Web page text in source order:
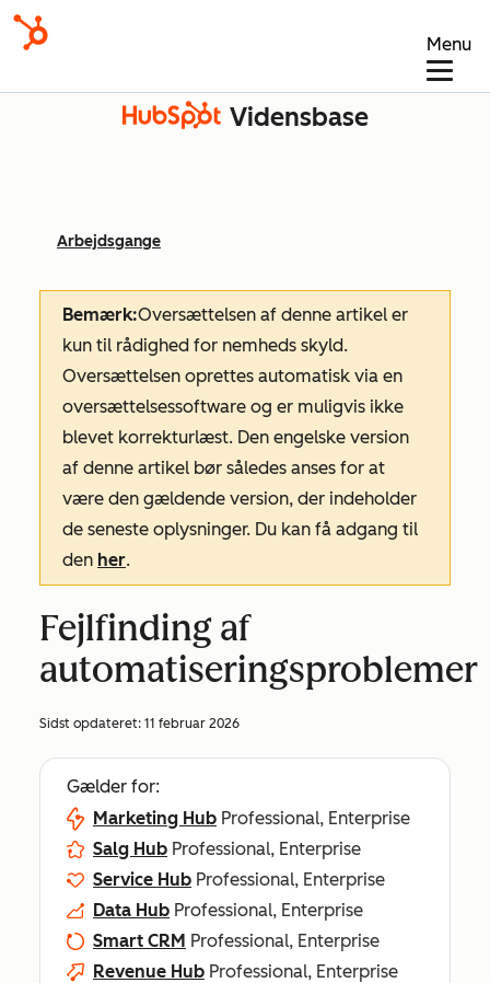
Menu
Vidensbase
Arbejdsgange
Bemærk:Oversættelsen af denne artikel er
kun til rådighed for nemheds skyld.
Oversættelsen oprettes automatisk via en
oversættelsessoftware og er muligvis ikke
blevet korrekturlæst. Den engelske version
af denne artikel bør således anses for at
være den gældende version, der indeholder
de seneste oplysninger. Du kan få adgang til
den her.
Fejlfinding af
automatiseringsproblemer
Sidst opdateret: 11 februar 2026
Gælder for:
Marketing Hub Professional, Enterprise
Salg Hub Professional, Enterprise
Service Hub Professional, Enterprise
Data Hub Professional, Enterprise
Smart CRM Professional, Enterprise
Revenue Hub Professional, Enterprise